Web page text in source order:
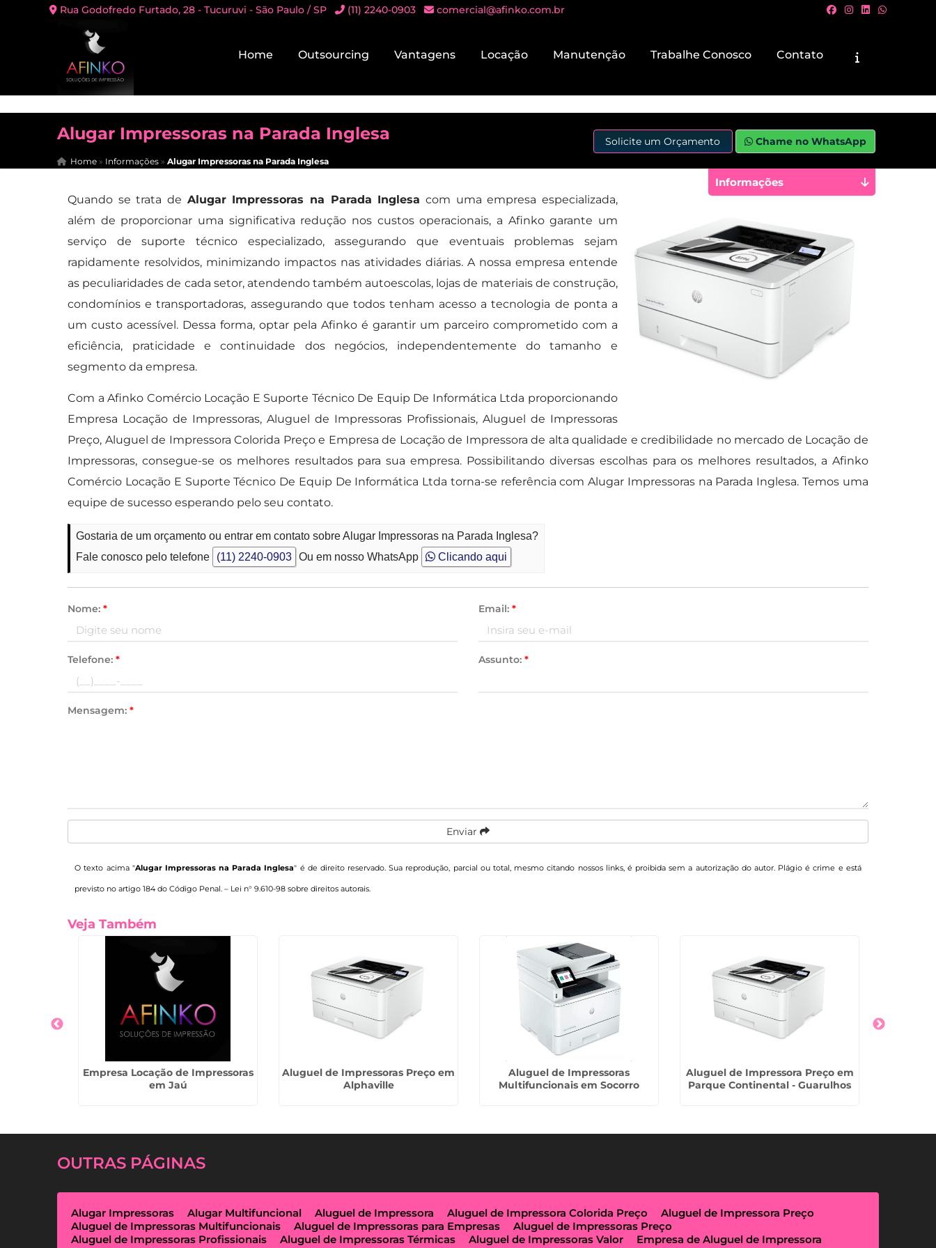
Rua Godofredo Furtado, 28 - Tucuruvi - São Paulo / SP (11) 2240-0903 comercial@afinko.com.br
Home Outsourcing Vantagens Locação Manutenção Trabalhe Conosco Contato
Alugar Impressoras na Parada Inglesa
Home » Informações »Alugar Impressoras na Parada Inglesa
Solicite um Orçamento Chame no WhatsApp
Quando se trata de Alugar Impressoras na Parada Inglesa com uma empresa especializada,
além de proporcionar uma significativa redução nos custos operacionais, a Afinko garante um
serviço de suporte técnico especializado, assegurando que eventuais problemas sejam
rapidamente resolvidos, minimizando impactos nas atividades diárias. A nossa empresa entende
as peculiaridades de cada setor, atendendo também autoescolas, lojas de materiais de construção,
condomínios e transportadoras, assegurando que todos tenham acesso a tecnologia de ponta a
um custo acessível. Dessa forma, optar pela Afinko é garantir um parceiro comprometido com a
eficiência, praticidade e continuidade dos negócios, independentemente do tamanho e
segmento da empresa.
Com a Afinko Comércio Locação E Suporte Técnico De Equip De Informática Ltda proporcionando
Empresa Locação de Impressoras, Aluguel de Impressoras Profissionais, Aluguel de Impressoras
Preço, Aluguel de Impressora Colorida Preço e Empresa de Locação de Impressora de alta qualidade e credibilidade no mercado de Locação de
Impressoras, consegue-se os melhores resultados para sua empresa. Possibilitando diversas escolhas para os melhores resultados, a Afinko
Comércio Locação E Suporte Técnico De Equip De Informática Ltda torna-se referência com Alugar Impressoras na Parada Inglesa. Temos uma
equipe de sucesso esperando pelo seu contato.
Gostaria de um orçamento ou entrar em contato sobre Alugar Impressoras na Parada Inglesa?
Fale conosco pelo telefone
(11) 2240-0903 Ou em nosso WhatsApp Clicando aqui
Nome:* Email: *
Telefone:* Assunto: *
Mensagem:*
Enviar
O texto acima "Alugar Impressoras na Parada Inglesa" é de direito reservado. Sua reprodução, parcial ou total, mesmo citando nossos links, é proibida sem a autorização do autor. Plágio é crime e está
previsto no artigo 184 do Código Penal. – Lei n° 9.610-98 sobre direitos autorais.
Informações
Veja Também
Empresa Locação de Impressoras
em Jaú
Aluguel de Impressoras Preço em
Alphaville
Aluguel de Impressoras
Multifuncionais em Socorro
Aluguel de Impressora Preço em
Parque Continental - Guarulhos
OUTRAS PÁGINAS
Alugar Impressoras Alugar Multifuncional Aluguel de Impressora Aluguel de Impressora Colorida Preço
Aluguel de Impressora Preço
Aluguel de Impressoras Multifuncionais
Aluguel de Impressoras para Empresas
Aluguel de Impressoras Preço
Aluguel de Impressoras Profissionais
Aluguel de Impressoras Térmicas Aluguel de Impressoras Valor
Empresa de Aluguel de Impressora